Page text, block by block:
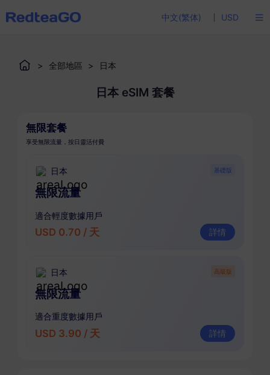
中文(繁体) USD
> 全部地區 > 日本
日本 eSIM 套餐
無限套餐
享受無限流量，按日靈活付費
日本
無限流量
適合輕度數據用戶
USD 0.70 / 天 詳情
基礎版
日本
無限流量
適合重度數據用戶
USD 3.90 / 天 詳情
高級版